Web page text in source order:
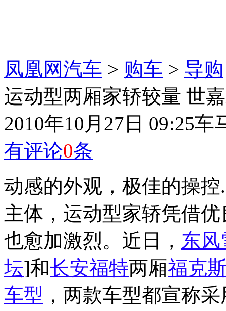
凤凰网汽车 > 购车 > 导购
运动型两厢家轿较量 世
2010年10月27日 09:25车
有评论0条
动感的外观，极佳的操
主体，运动型家轿凭借
也愈加激烈。近日， 东风
坛]和长安福特两厢福克
车型 ，两款车型都宣称